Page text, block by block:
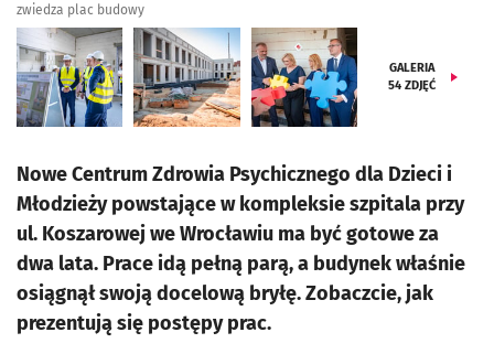
zwiedza plac budowy
GALERIA
54 ZDJĘĆ
Nowe Centrum Zdrowia Psychicznego dla Dzieci i
Młodzieży powstające w kompleksie szpitala przy
ul. Koszarowej we Wrocławiu ma być gotowe za
dwa lata. Prace idą pełną parą, a budynek właśnie
osiągnął swoją docelową bryłę. Zobaczcie, jak
prezentują się postępy prac.